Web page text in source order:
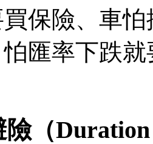
買保險、車
匯率下跌
（Duration